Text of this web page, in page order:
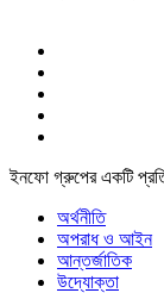
ইনফো গ্রুপের একটি
অর্থনীতি
অপরাধ ও আইন
আন্তর্জাতিক
উদ্যোক্তা